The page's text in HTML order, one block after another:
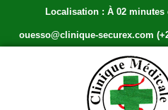
Localisation : À 02
ouesso@clinique-securex.com